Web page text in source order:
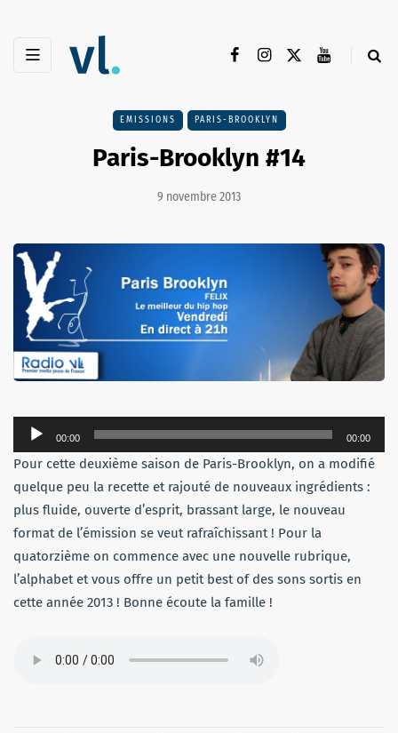
EMISSIONS PARIS-BROOKLYN
Paris-Brooklyn #14
9 novembre 2013
Lecteur
audio
00:00 00:00
Pour cette deuxième saison de Paris-Brooklyn, on a modifié
quelque peu la recette et rajouté de nouveaux ingrédients :
plus fluide, ouverte d’esprit, brassant large, le nouveau
format de l’émission se veut rafraîchissant ! Pour la
quatorzième on commence avec une nouvelle rubrique,
l’alphabet et vous offre un petit best of des sons sortis en
cette année 2013 ! Bonne écoute la famille !